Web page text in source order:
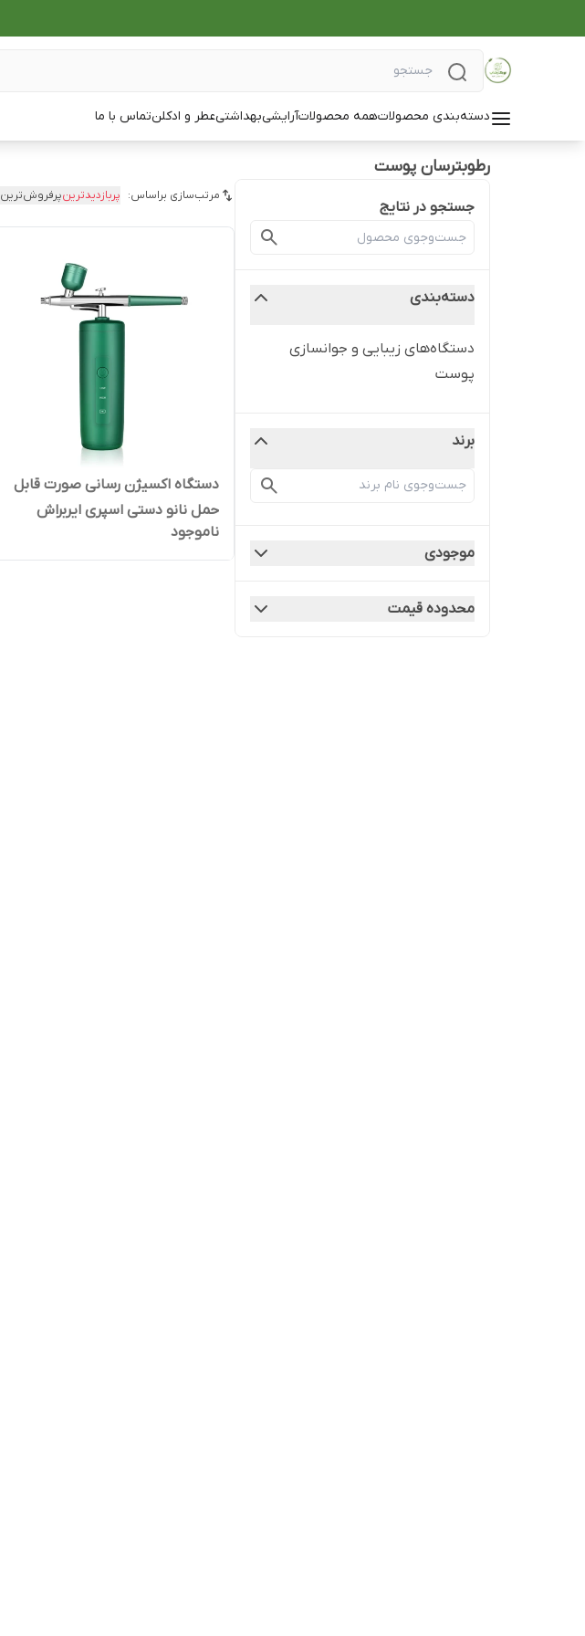
دسته‌بندی محصولاتهمه محصولاتآرایشیبهداشتیعطر و ادکلنتماس با ما
رطوبترسان پوست
جستجو در نتایج
دسته‌بندی
دستگاه‌های زیبایی و جوانسازی
پوست
برند
موجودی
محدوده قیمت
مرتب‌سازی براساس: پربازدیدترینپرفروش‌ترین
دستگاه اکسیژن‌ رسانی صورت قابل
حمل نانو دستی اسپری ایربراش
جوان‌سازی پوست
ناموجود